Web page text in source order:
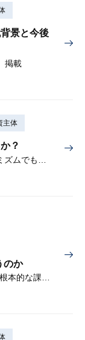
景と今後
掲載
主体
？
のか
ESG投資の大幅削減の裏側にはGPIFが抱える根本的な課題あり